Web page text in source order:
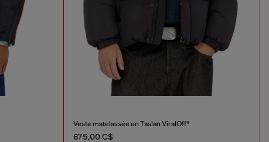
Veste matelassée en Taslan ViralOff®
675,00 C$